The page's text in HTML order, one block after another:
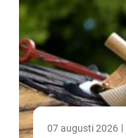
07 augusti 2026